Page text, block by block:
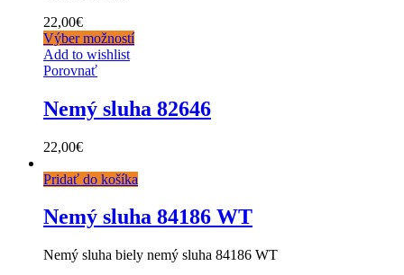
22,00€
Výber možností
Add to wishlist
Porovnať
Nemý sluha 82646
22,00€
Pridať do košíka
Nemý sluha 84186 WT
Nemý sluha biely nemý sluha 84186 WT